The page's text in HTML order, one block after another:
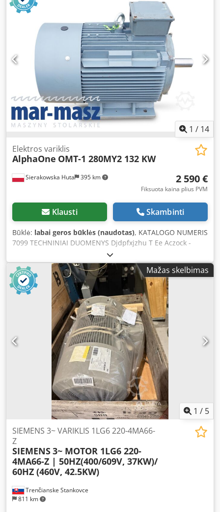
1 / 14
Sierakowska Huta 395 km
Elektros variklis
AlphaOne OMT-1 280MY2 132 KW
2 590 €
Fiksuota kaina plius PVM
Klausti Skambinti
Būklė: labai geros būklės (naudotas), KATALOGO NUMERIS
7099 TECHNINIAI DUOMENYS Djdpfxjzhu T Ee Aczock -
variklio galia: 132 kW - ašies skersmuo: 65 mm - išsiuntimo
matmenys I/P/A: 120x80x700 mm - variklio matmenys I/P/A:
550x1050x700 mm - svoris: 630 kg PRIVALUMAI – naudotas
variklis – labai gera būklė Grynoji kaina: 10 900 PLN Grynoji
kaina: 2 590 EUR (pagal 4,2 EUR kursą) (Kainos gali keistis
esant dideliems svyravimams)
Mažas skelbimas
1 / 5
Trenčianske Stankovce
811 km
SIEMENS 3~ VARIKLIS 1LG6 220-4MA66-
Z
SIEMENS3~ MOTOR 1LG6 220-
4MA66-Z | 50HZ(400/609V, 37KW)/
60HZ (460V, 42.5KW)